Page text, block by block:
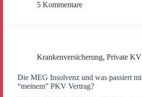
5 Kommentare
Krankenversicherung, Private KV
Die MEG Insolvenz und was passiert
“meinem” PKV Vertrag?